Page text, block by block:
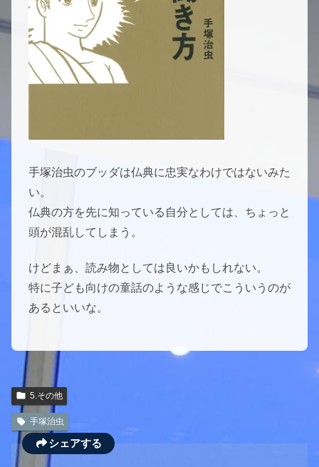
手塚治虫のブッダは仏典に忠実なわけではないみた
い。
仏典の方を先に知っている自分としては、ちょっと
頭が混乱してしまう。
けどまぁ、読み物としては良いかもしれない。
特に子ども向けの童話のような感じでこういうのが
あるといいな。
5.その他
手塚治虫
シェアする